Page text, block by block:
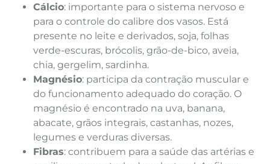
Cálcio: importante para o sistema nervoso e
para o controle do calibre dos vasos. Está
presente no leite e derivados, soja, folhas
verde-escuras, brócolis, grão-de-bico, aveia,
chia, gergelim, sardinha.
Magnésio: participa da contração muscular e
do funcionamento adequado do coração. O
magnésio é encontrado na uva, banana,
abacate, grãos integrais, castanhas, nozes,
legumes e verduras diversas.
Fibras: contribuem para a saúde das artérias e